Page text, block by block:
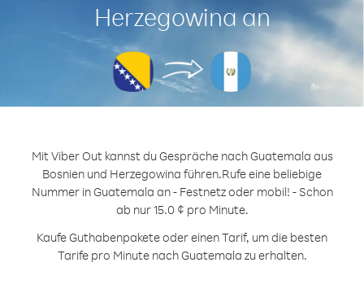
Herzegowina an
Mit Viber Out kannst du Gespräche nach Guatemala aus
Bosnien und Herzegowina führen.Rufe eine beliebige
Nummer in Guatemala an - Festnetz oder mobil! - Schon
ab nur 15.0 ¢ pro Minute.
Kaufe Guthabenpakete oder einen Tarif, um die besten
Tarife pro Minute nach Guatemala zu erhalten.